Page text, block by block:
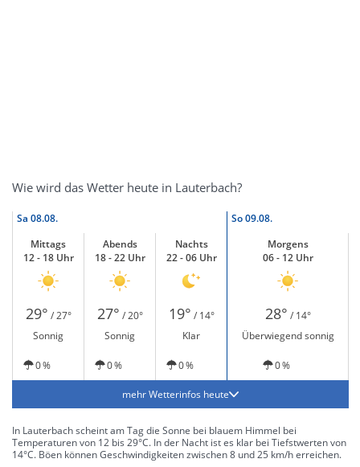
Wie wird das Wetter heute in Lauterbach?
Sa 08.08. So09.08.
Mittags
12 - 18 Uhr
Abends
18 - 22 Uhr
Nachts
22 - 06 Uhr
Morgens
06 - 12 Uhr
29° / 27° 27° / 20° 19° / 14° 28° / 14°
Sonnig
Sonnig Klar Überwiegend sonnig
0 % 0 % 0 % 0 %
mehr Wetterinfos heute
In Lauterbach scheint am Tag die Sonne bei blauem Himmel bei
Temperaturen von 12 bis 29°C. In der Nacht ist es klar bei Tiefstwerten von
14°C. Böen können Geschwindigkeiten zwischen 8 und 25 km/h erreichen.